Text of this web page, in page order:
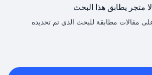
لا متجر يطابق هذا البحث